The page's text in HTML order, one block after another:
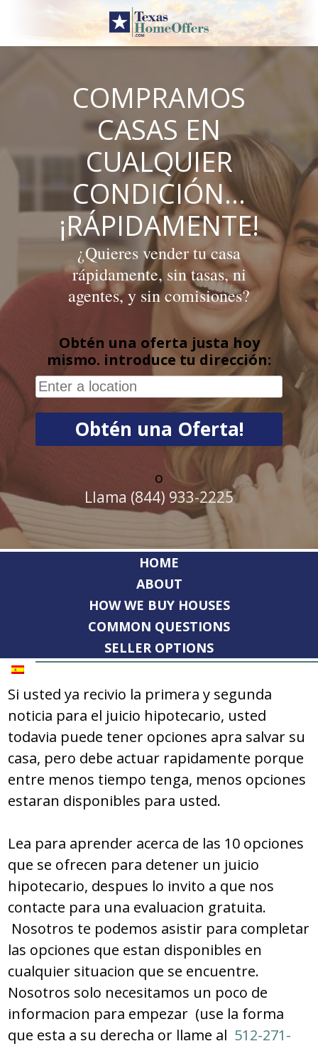
content
COMPRAMOS
CASAS EN
CUALQUIER
CONDICIÓN…
¡RÁPIDAMENTE!
¿Quieres vender tu casa
rápidamente, sin tasas, ni
agentes, y sin comisiones?
Obtén una oferta justa hoy
mismo. introduce tu dirección:
o
Llama (844) 933-2225
HOME
ABOUT
HOW WE BUY HOUSES
COMMON QUESTIONS
SELLER OPTIONS
Si usted ya recivio la primera y segunda
noticia para el juicio hipotecario, usted
todavia puede tener opciones apra salvar su
casa, pero debe actuar rapidamente porque
entre menos tiempo tenga, menos opciones
estaran disponibles para usted.
Lea para aprender acerca de las 10 opciones
que se ofrecen para detener un juicio
hipotecario, despues lo invito a que nos
contacte para una evaluacion gratuita.
Nosotros te podemos asistir para completar
las opciones que estan disponibles en
cualquier situacion que se encuentre.
Nosotros solo necesitamos un poco de
informacion para empezar (use la forma
que esta a su derecha or llame al 512-271-